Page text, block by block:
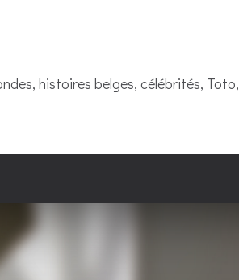
histoires belges, célébrités, Toto,